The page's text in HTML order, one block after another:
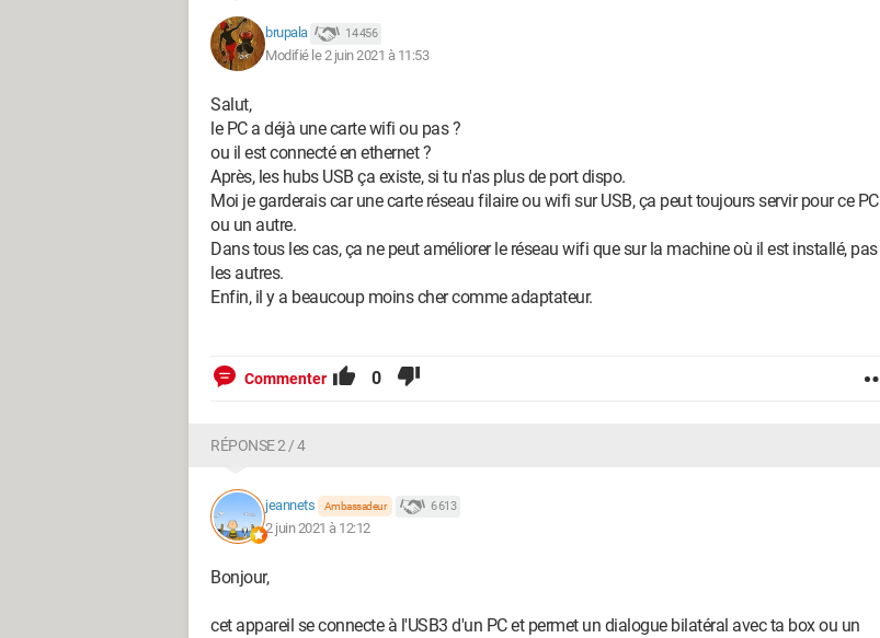
brupala 14 456
Modifié le 2 juin 2021 à 11:53
Salut,
le PC a déjà une carte wifi ou pas ?
ou il est connecté en ethernet ?
Après, les hubs USB ça existe, si tu n'as plus de port dispo.
Moi je garderais car une carte réseau filaire ou wifi sur USB, ça peut toujours servir pour ce PC
ou un autre.
Dans tous les cas, ça ne peut améliorer le réseau wifi que sur la machine où il est installé, pas
les autres.
Enfin, il y a beaucoup moins cher comme adaptateur.
Commenter 0
RÉPONSE 2 / 4
jeannets Ambassadeur 6 613
2 juin 2021 à 12:12
Bonjour,
cet appareil se connecte à l'USB3 d'un PC et permet un dialogue bilatéral avec ta box ou un